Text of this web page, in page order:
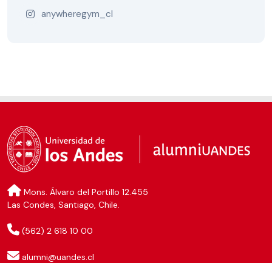
anywheregym_cl
Mons. Álvaro del Portillo 12.455
Las Condes, Santiago, Chile.
(562) 2 618 10 00
alumni@uandes.cl